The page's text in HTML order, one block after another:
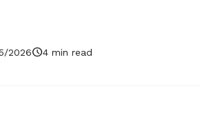
2026schedule4 min read